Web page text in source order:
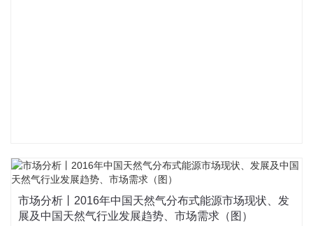
市场分析丨2016年中国天然气分布式能源市场现状、发
展及中国天然气行业发展趋势、市场需求（图）